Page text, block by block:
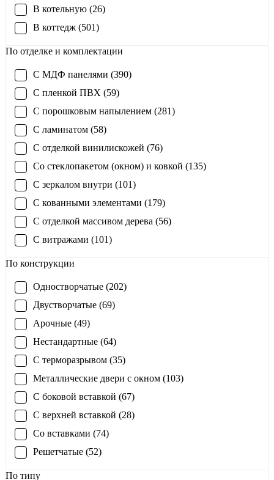
В котельную (26)
В коттедж (501)
По отделке и комплектации
С МДФ панелями (390)
С пленкой ПВХ (59)
С порошковым напылением (281)
С ламинатом (58)
С отделкой винилискожей (76)
Со стеклопакетом (окном) и ковкой (135)
С зеркалом внутри (101)
С кованными элементами (179)
С отделкой массивом дерева (56)
С витражами (101)
По конструкции
Одностворчатые (202)
Двустворчатые (69)
Арочные (49)
Нестандартные (64)
С терморазрывом (35)
Металлические двери с окном (103)
С боковой вставкой (67)
С верхней вставкой (28)
Со вставками (74)
Решетчатые (52)
По типу